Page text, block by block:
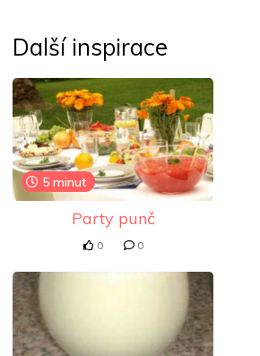
Další inspirace
5 minut
Party punč
0 0